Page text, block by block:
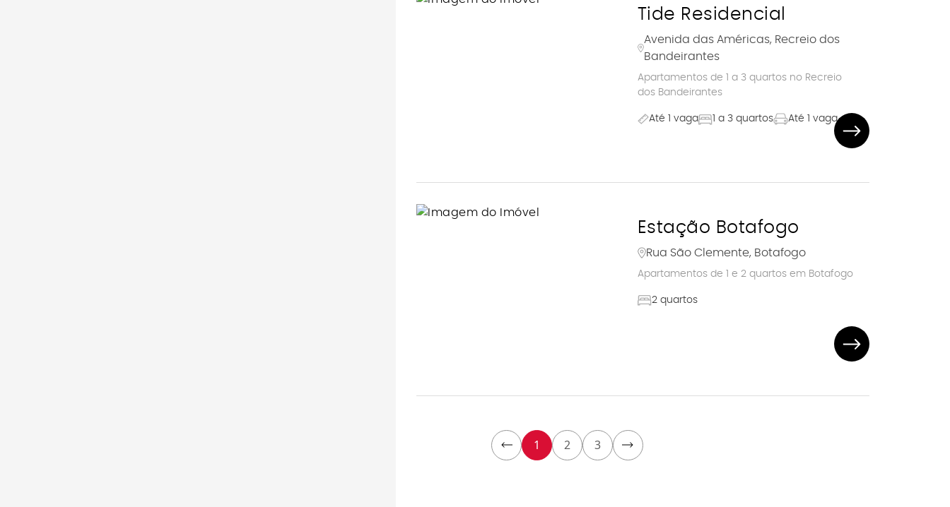
Tide Residencial
Avenida das Américas, Recreio dos
Bandeirantes
Apartamentos de 1 a 3 quartos no Recreio
dos Bandeirantes
Até 1 vaga 1 a 3 quartos Até 1 vaga
Estação Botafogo
Rua São Clemente, Botafogo
Apartamentos de 1 e 2 quartos em Botafogo
2 quartos
1 2 3